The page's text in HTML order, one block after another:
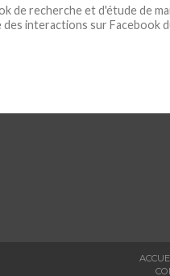
de recherche et d'étude de
interactions sur Facebook